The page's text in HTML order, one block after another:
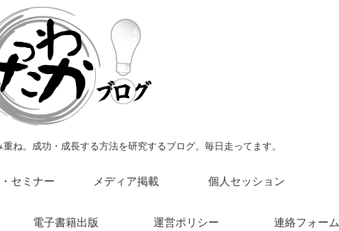
ね。成功・成長する方法を研究するブログ。毎日走ってます。
セミナー メディア掲載 個人セッション
電子書籍出版 運営ポリシー 連絡フォーム